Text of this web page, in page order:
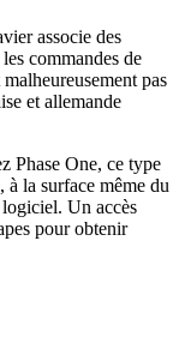
associe des
commandes de
pas
et allemande
Phase One, ce type
à la surface même du
Un accès
pour obtenir